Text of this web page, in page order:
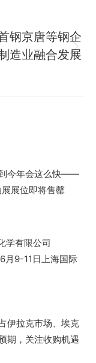
钢京唐等钢企
造业融合发展
今年会这么快——
展位即将售罄
学有限公司
月9-11日上海国际
伊拉克市场、埃克
期，关注收购机遇